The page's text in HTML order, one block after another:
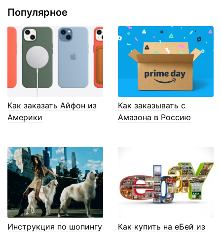
Популярное
Как заказать Айфон из
Америки
Как заказывать с
Амазона в Россию
Инструкция по шопингу
Как купить на еБей из